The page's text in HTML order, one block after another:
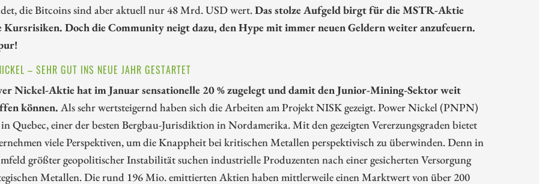
die Bitcoins sind aber aktuell nur 48 Mrd. USD wert.Das stolze Aufgeld birgt für die MSTR-Aktie
Kursrisiken. Doch die Community neigt dazu, den Hype mit immer neuen Geldern weiter anzufeuern.
– SEHR GUT INS NEUE JAHR GESTARTET
Nickel-Aktie hat im Januar sensationelle 20 % zugelegt und damit den Junior-Mining-Sektor weit
können. Als sehr wertsteigernd haben sich die Arbeiten am Projekt NISK gezeigt. Power Nickel (PNPN)
Quebec, einer der besten Bergbau-Jurisdiktion in Nordamerika. Mit den gezeigten Vererzungsgraden bietet
viele Perspektiven, um die Knappheit bei kritischen Metallen perspektivisch zu überwinden. Denn in
größter geopolitischer Instabilität suchen industrielle Produzenten nach einer gesicherten Versorgung
Metallen. Die rund 196 Mio. emittierten Aktien haben mittlerweile einen Marktwert von über 200